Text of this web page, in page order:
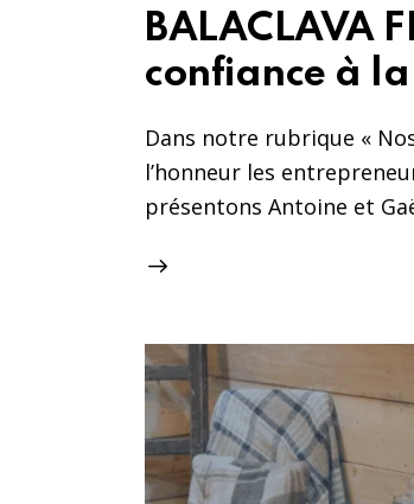
BALACLAVA
confiance à
Dans notre rubrique «
l’honneur les
présentons Antoine et